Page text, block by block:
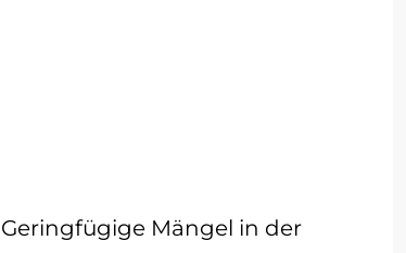
Geringfügige Mängel in der